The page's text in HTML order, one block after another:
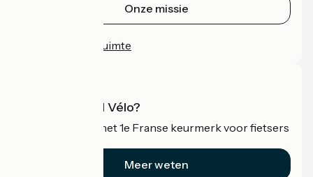
Onze missie
Professionele ruimte
Wat is Accueil Vélo?
Accueil Vélo is het 1e Franse keurmerk voor fietsers
Meer weten